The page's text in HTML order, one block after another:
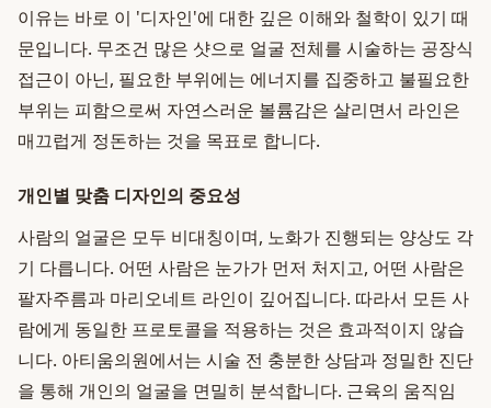
이유는 바로 이 '디자인'에 대한 깊은 이해와 철학이 있기 때
문입니다. 무조건 많은 샷으로 얼굴 전체를 시술하는 공장식
접근이 아닌, 필요한 부위에는 에너지를 집중하고 불필요한
부위는 피함으로써 자연스러운 볼륨감은 살리면서 라인은
매끄럽게 정돈하는 것을 목표로 합니다.
개인별 맞춤 디자인의 중요성
사람의 얼굴은 모두 비대칭이며, 노화가 진행되는 양상도 각
기 다릅니다. 어떤 사람은 눈가가 먼저 처지고, 어떤 사람은
팔자주름과 마리오네트 라인이 깊어집니다. 따라서 모든 사
람에게 동일한 프로토콜을 적용하는 것은 효과적이지 않습
니다. 아티움의원에서는 시술 전 충분한 상담과 정밀한 진단
을 통해 개인의 얼굴을 면밀히 분석합니다. 근육의 움직임